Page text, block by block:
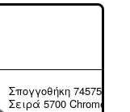
Σπογγοθήκη 745756
Σειρά 5700 Chrome